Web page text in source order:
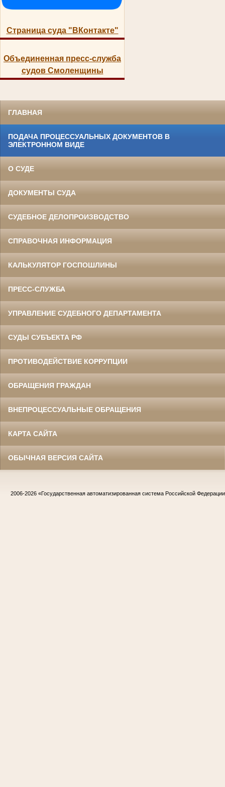
Страница суда "ВКонтакте"
Объединенная пресс-служба
судов Смоленщины
ГЛАВНАЯ
ПОДАЧА ПРОЦЕССУАЛЬНЫХ ДОКУМЕНТОВ В
ЭЛЕКТРОННОМ ВИДЕ
О СУДЕ
ДОКУМЕНТЫ СУДА
СУДЕБНОЕ ДЕЛОПРОИЗВОДСТВО
СПРАВОЧНАЯ ИНФОРМАЦИЯ
КАЛЬКУЛЯТОР ГОСПОШЛИНЫ
ПРЕСС-СЛУЖБА
УПРАВЛЕНИЕ СУДЕБНОГО ДЕПАРТАМЕНТА
СУДЫ СУБЪЕКТА РФ
ПРОТИВОДЕЙСТВИЕ КОРРУПЦИИ
ОБРАЩЕНИЯ ГРАЖДАН
ВНЕПРОЦЕССУАЛЬНЫЕ ОБРАЩЕНИЯ
КАРТА САЙТА
ОБЫЧНАЯ ВЕРСИЯ САЙТА
2006-2026 «Государственная автоматизированная система Российской